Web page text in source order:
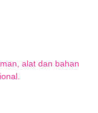
alat dan bahan